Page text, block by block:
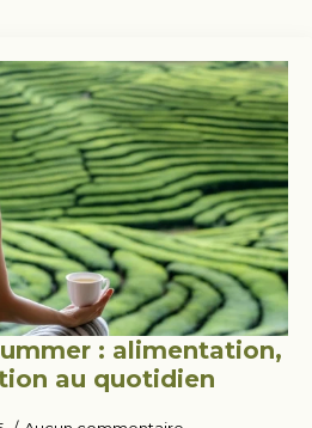
: alimentation,
au quotidien